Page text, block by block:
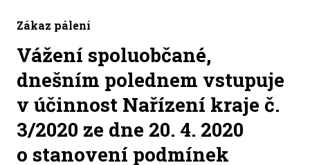
Zákaz pálení
Vážení spoluobčané,
dnešním polednem vstupuje
v účinnost Nařízení kraje č.
3/2020 ze dne 20. 4. 2020
o stanovení podmínek